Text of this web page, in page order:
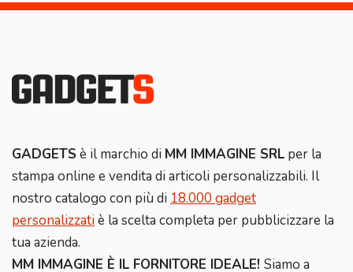
GADGETS è il marchio di MM IMMAGINE SRL per la
stampa online e vendita di articoli personalizzabili. Il
nostro catalogo con più di 18.000 gadget
personalizzatiè la scelta completa per pubblicizzare la
tua azienda.
MM IMMAGINE È IL FORNITORE IDEALE! Siamo a